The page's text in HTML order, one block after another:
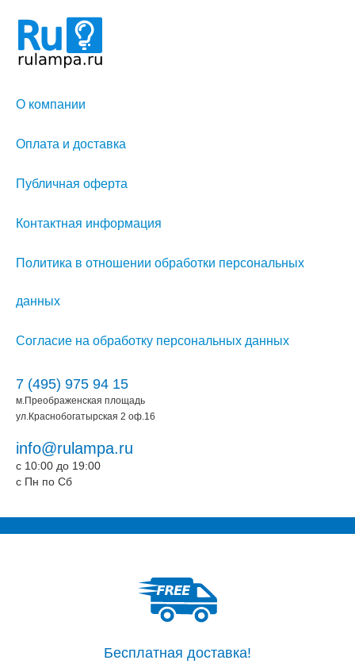
О компании
Оплата и доставка
Публичная оферта
Контактная информация
Политика в отношении обработки персональных
данных
Согласие на обработку персональных данных
7 (495) 975 94 15
м.Преображенская площадь
ул.Краснобогатырская 2 оф.16
info@rulampa.ru
c 10:00 до 19:00
c Пн по Сб
Бесплатная доставка!